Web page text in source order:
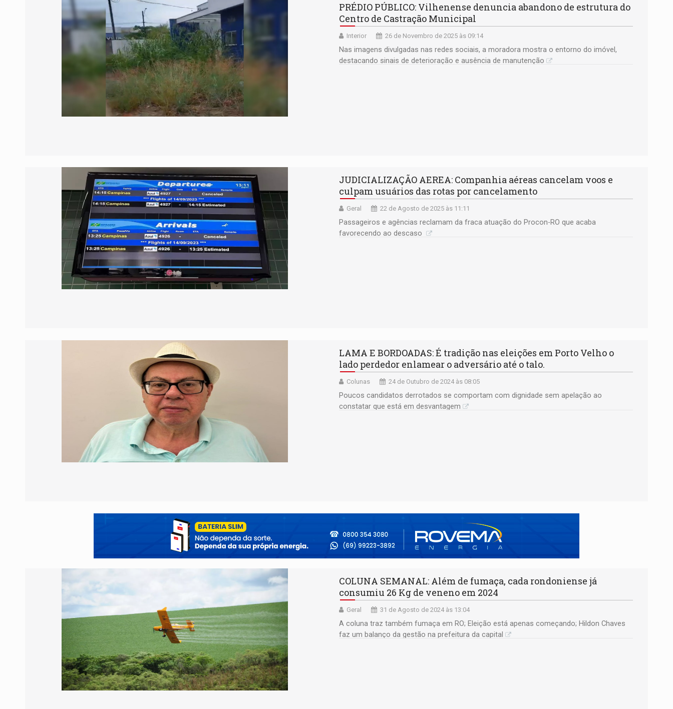
PRÉDIO PÚBLICO: Vilhenense denuncia abandono de estrutura do
Centro de Castração Municipal
Interior 26 de Novembro de 2025 às 09:14
Nas imagens divulgadas nas redes sociais, a moradora mostra o entorno do imóvel,
destacando sinais de deterioração e ausência de manutenção
JUDICIALIZAÇÃO AEREA: Companhia aéreas cancelam voos e
culpam usuários das rotas por cancelamento
Geral 22 de Agosto de 2025 às 11:11
Passageiros e agências reclamam da fraca atuação do Procon-RO que acaba
favorecendo ao descaso
LAMA E BORDOADAS: É tradição nas eleições em Porto Velho o
lado perdedor enlamear o adversário até o talo.
Colunas 24 de Outubro de 2024 às 08:05
Poucos candidatos derrotados se comportam com dignidade sem apelação ao
constatar que está em desvantagem
COLUNA SEMANAL: Além de fumaça, cada rondoniense já
consumiu 26 Kg de veneno em 2024
Geral 31 de Agosto de 2024 às 13:04
A coluna traz também fumaça em RO; Eleição está apenas começando; Hildon Chaves
faz um balanço da gestão na prefeitura da capital